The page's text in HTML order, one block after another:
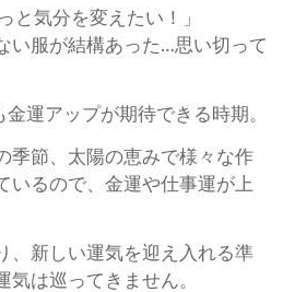
と気分を変えたい！」
い服が結構あった…思い切って
運アップが期待できる時期。
季節、太陽の恵みで様々な作
いるので、金運や仕事運が上
、新しい運気を迎え入れる準
気は巡ってきません。